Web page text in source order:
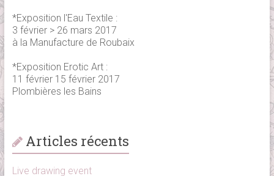
*Exposition l'Eau Textile :
3 février > 26 mars 2017
à la Manufacture de Roubaix
*Exposition Erotic Art :
11 février 15 février 2017
Plombières les Bains
Articles récents
Live drawing event